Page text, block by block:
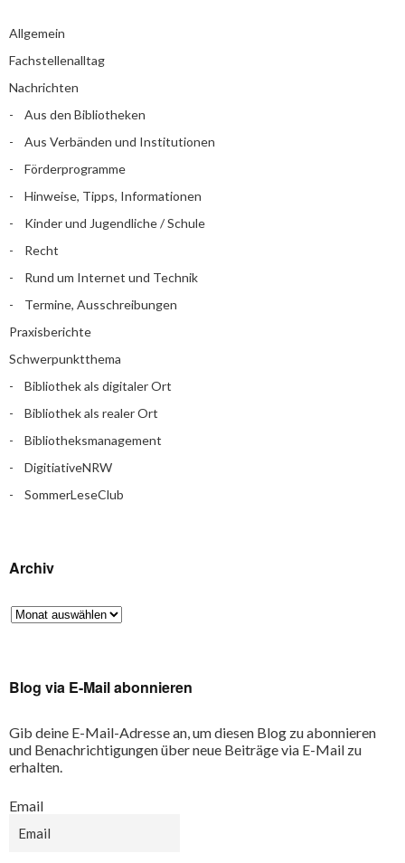
Allgemein
Fachstellenalltag
Nachrichten
Aus den Bibliotheken
Aus Verbänden und Institutionen
Förderprogramme
Hinweise, Tipps, Informationen
Kinder und Jugendliche / Schule
Recht
Rund um Internet und Technik
Termine, Ausschreibungen
Praxisberichte
Schwerpunktthema
Bibliothek als digitaler Ort
Bibliothek als realer Ort
Bibliotheksmanagement
DigitiativeNRW
SommerLeseClub
Archiv
Blog via E-Mail abonnieren
Gib deine E-Mail-Adresse an, um diesen Blog zu abonnieren
und Benachrichtigungen über neue Beiträge via E-Mail zu
erhalten.
Email